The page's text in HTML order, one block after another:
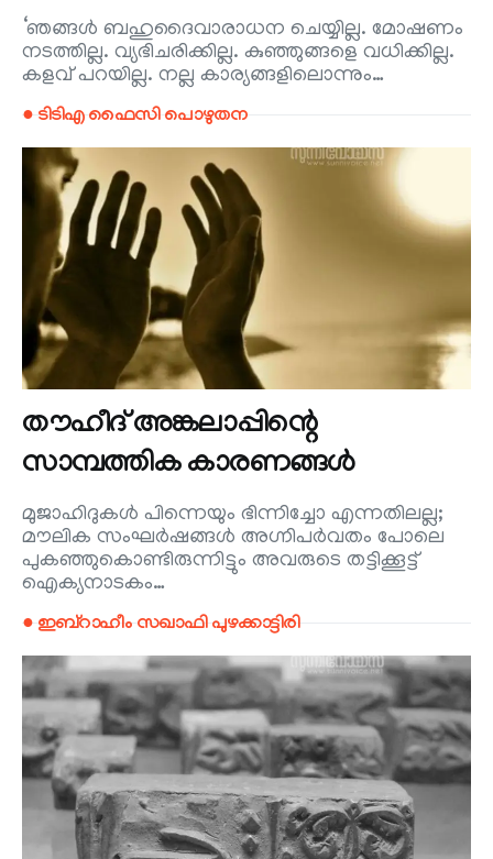
‘ഞങ്ങൾ ബഹുദൈവാരാധന ചെയ്യില്ല. മോഷണം
നടത്തില്ല. വ്യഭിചരിക്കില്ല. കുഞ്ഞുങ്ങളെ വധിക്കില്ല.
കളവ് പറയില്ല. നല്ല കാര്യങ്ങളിലൊന്നും…
● ടിടിഎ ഫൈസി പൊഴുതന
തൗഹീദ് അങ്കലാപ്പിന്റെ
സാമ്പത്തിക കാരണങ്ങൾ
മുജാഹിദുകൾ പിന്നെയും ഭിന്നിച്ചോ എന്നതിലല്ല;
മൗലിക സംഘർഷങ്ങൾ അഗ്നിപർവതം പോലെ
പുകഞ്ഞുകൊണ്ടിരുന്നിട്ടും അവരുടെ തട്ടിക്കൂട്ട്
ഐക്യനാടകം…
● ഇബ്‌റാഹീം സഖാഫി പുഴക്കാട്ടിരി